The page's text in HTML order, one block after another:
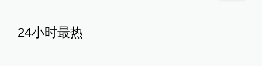
24小时最热